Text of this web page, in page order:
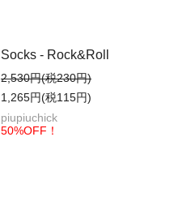
Socks - Rock&Roll
2,530円(税230円)
1,265円(税115円)
piupiuchick
50%OFF！